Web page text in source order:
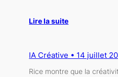
Lire la suite
IA Créative • 14 juillet
Rice montre que la